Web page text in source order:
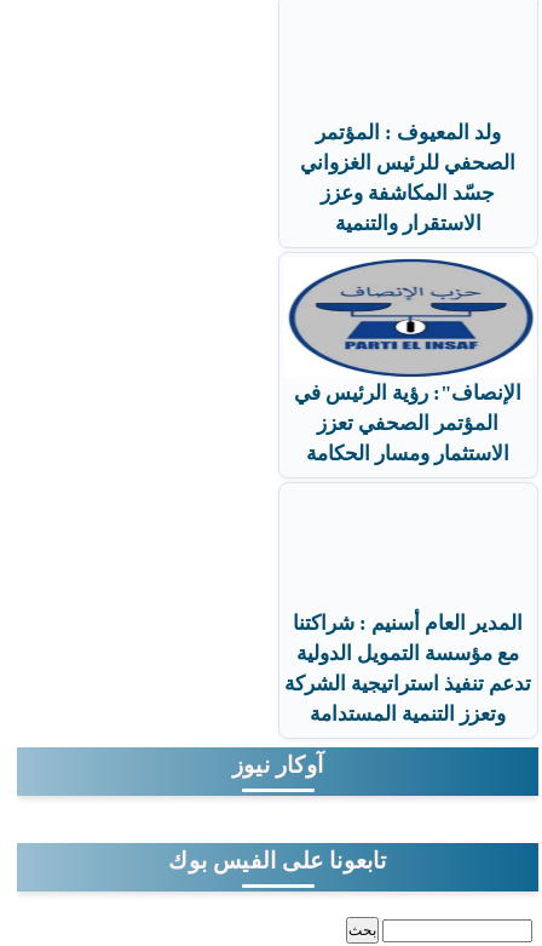
ولد المعيوف : المؤتمر
الصحفي للرئيس الغزواني
جسّد المكاشفة وعزز
الاستقرار والتنمية
الإنصاف": رؤية الرئيس في
المؤتمر الصحفي تعزز
الاستثمار ومسار الحكامة
المدير العام أسنيم : شراكتنا
مع مؤسسة التمويل الدولية
تدعم تنفيذ استراتيجية الشركة
وتعزز التنمية المستدامة
آوكار نيوز
تابعونا على الفيس بوك
استمارة البحث‏بحث ‏